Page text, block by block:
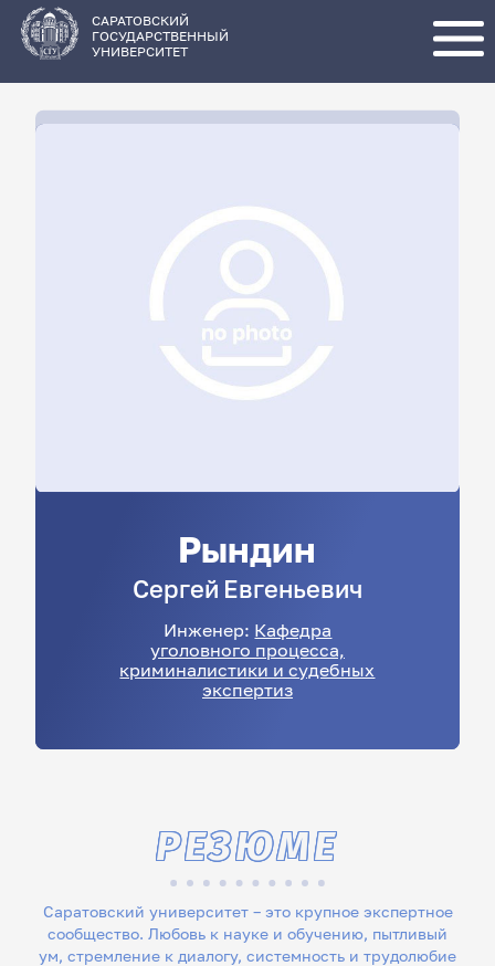
основному
содержанию
САРАТОВСКИЙ
ГОСУДАРСТВЕННЫЙ
УНИВЕРСИТЕТ
Рындин
Сергей Евгеньевич
Инженер: Кафедра
уголовного процесса,
криминалистики и судебных
экспертиз
Саратовский университет – это крупное экспертное
сообщество. Любовь к науке и обучению, пытливый
ум, стремление к диалогу, системность и трудолюбие
РЕЗЮМЕ